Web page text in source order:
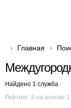
Главная
Найдено 1 служба
Рейтинг: 8 на основе 1